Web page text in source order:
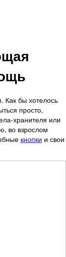
Как бы хотелось
просто,
хранителя или
во взрослом
кнопки и свои